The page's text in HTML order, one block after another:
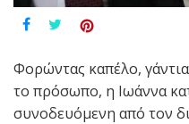
Φορώντας καπέλο,
το πρόσωπο, η Ιωάννα
συνοδευόμενη από τον